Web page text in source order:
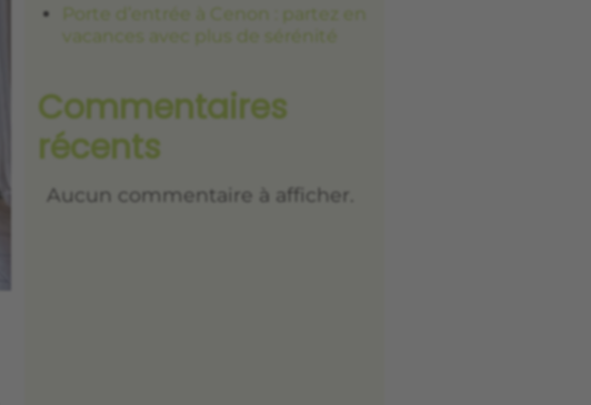
Porte d’entrée à Cenon : partez en
vacances avec plus de sérénité
Commentaires
récents
Aucun commentaire à afficher.